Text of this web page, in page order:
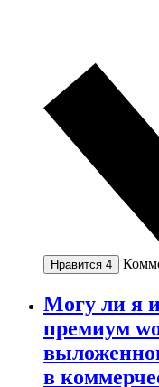
Нравится 4
Могу ли я
премиум
в